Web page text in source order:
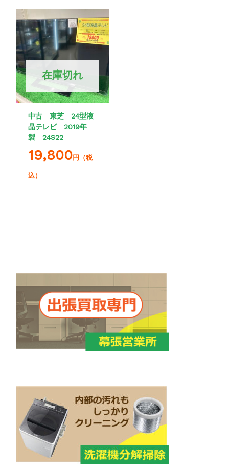
在庫切れ
中古 東芝 24型液
晶テレビ 2019年
製 24S22
19,800円（税
込）